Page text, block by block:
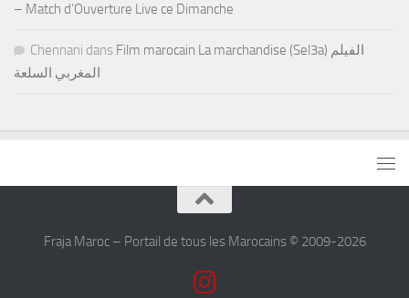
– Match d’Ouverture Live ce Dimanche
Chennani dans Film marocain La marchandise (Sel3a) الفيلم
المغربي السلعة
Fraja Maroc – Portail de tous les Marocains © 2009-2026